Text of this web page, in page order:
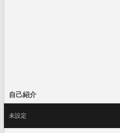
自己紹介
未設定